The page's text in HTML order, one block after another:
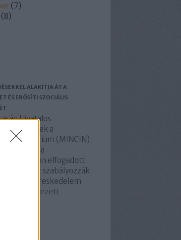
(7)
(8)
ALAKÍTJA ÁT A
ÉS ERŐSÍTI SZOCIÁLIS
Hivatalos
megjelentek a
Minisztérium (MINCIN)
amelyek a
ágazatban elfogadott
szabályozzák.
a nagykereskedelem
az úgynevezett